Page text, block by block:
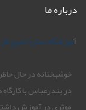
درباره ما
آموزشگاه ستاره خليج
خوشبختانه در حال
در بندرعباس با
موثري در آموزش